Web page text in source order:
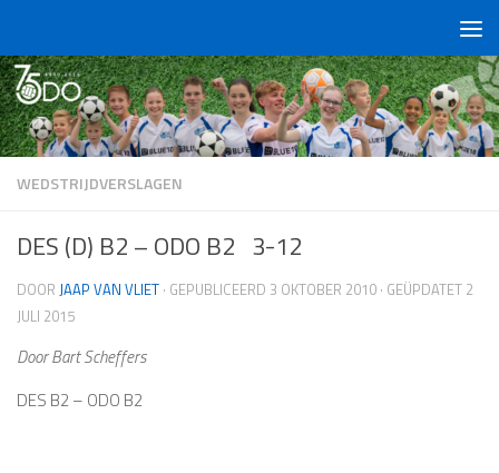
WEDSTRIJDVERSLAGEN
DES (D) B2 – ODO B2 3-12
DOOR JAAP VAN VLIET · GEPUBLICEERD 3 OKTOBER 2010 · GEÜPDATET 2
JULI 2015
Door Bart Scheffers
DES B2 – ODO B2